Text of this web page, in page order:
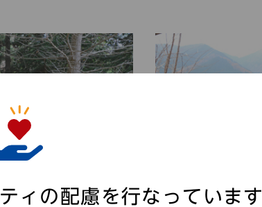
ィの配慮を行なっています